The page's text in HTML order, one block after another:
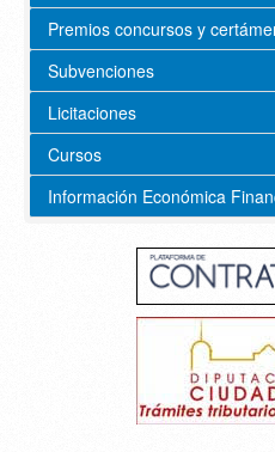
Premios concursos y
Subvenciones
Licitaciones
Cursos
Información Económica